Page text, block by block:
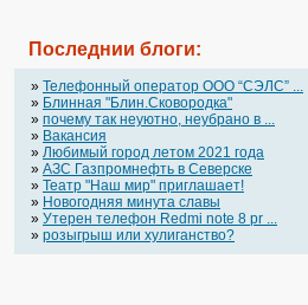
Последнии блоги:
» Телефонный оператор OOO “СЭЛС” ...
» Блинная "Блин.Сковородка"
» почему так неуютно, неубрано в ...
» Вакансия
» Любимый город летом 2021 года
» АЗС Газпромнефть в Северске
» Театр "Наш мир" приглашает!
» Новогодняя минута славы
» Утерен телефон Redmi note 8 pr ...
» розыгрыш или хулиганство?